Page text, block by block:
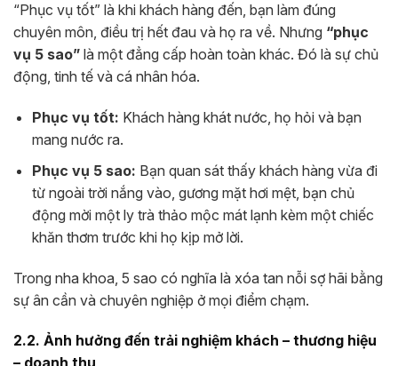
“Phục vụ tốt” là khi khách hàng đến, bạn làm đúng
chuyên môn, điều trị hết đau và họ ra về. Nhưng “phục
vụ 5 sao” là một đẳng cấp hoàn toàn khác. Đó là sự chủ
động, tinh tế và cá nhân hóa.
Phục vụ tốt: Khách hàng khát nước, họ hỏi và bạn
mang nước ra.
Phục vụ 5 sao: Bạn quan sát thấy khách hàng vừa đi
từ ngoài trời nắng vào, gương mặt hơi mệt, bạn chủ
động mời một ly trà thảo mộc mát lạnh kèm một chiếc
khăn thơm trước khi họ kịp mở lời.
Trong nha khoa, 5 sao có nghĩa là xóa tan nỗi sợ hãi bằng
sự ân cần và chuyên nghiệp ở mọi điểm chạm.
2.2. Ảnh hưởng đến trải nghiệm khách – thương hiệu